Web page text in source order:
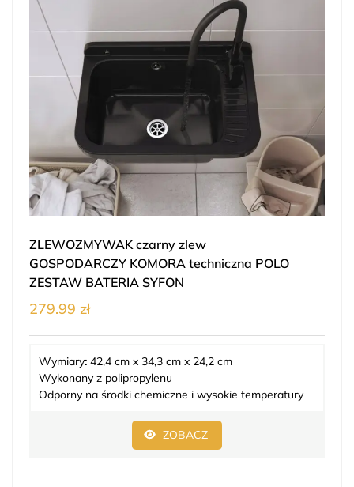
ZLEWOZMYWAK czarny zlew
GOSPODARCZY KOMORA techniczna POLO
ZESTAW BATERIA SYFON
279.99 zł
Wymiary: 42,4 cm x 34,3 cm x 24,2 cm
Wykonany z polipropylenu
Odporny na środki chemiczne i wysokie temperatury
ZOBACZ